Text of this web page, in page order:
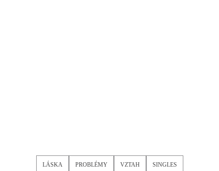
LÁSKA PROBLÉMY VZTAH SINGLES